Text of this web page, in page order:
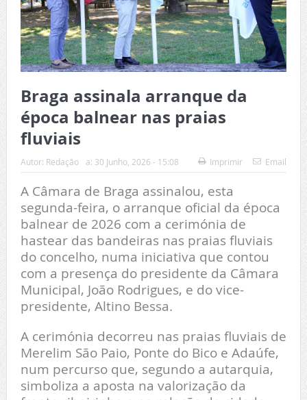
Braga assinala arranque da
época balnear nas praias
fluviais
Autor: Redação a: 30 Junho, 2026 - 15:08 Imprimir Email
A Câmara de Braga assinalou, esta
segunda-feira, o arranque oficial da época
balnear de 2026 com a cerimónia de
hastear das bandeiras nas praias fluviais
do concelho, numa iniciativa que contou
com a presença do presidente da Câmara
Municipal, João Rodrigues, e do vice-
presidente, Altino Bessa.
A cerimónia decorreu nas praias fluviais de
Merelim São Paio, Ponte do Bico e Adaúfe,
num percurso que, segundo a autarquia,
simboliza a aposta na valorização da